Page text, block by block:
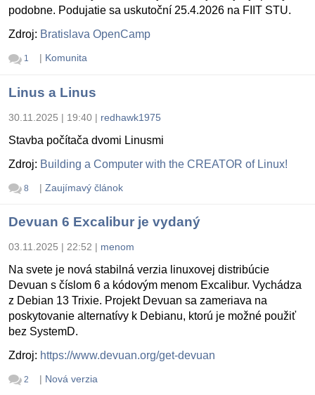
podobne. Podujatie sa uskutoční 25.4.2026 na FIIT STU.
Zdroj: Bratislava OpenCamp
1 | Komunita
Linus a Linus
30.11.2025 | 19:40 | redhawk1975
Stavba počítača dvomi Linusmi
Zdroj: Building a Computer with the CREATOR of Linux!
8 | Zaujímavý článok
Devuan 6 Excalibur je vydaný
03.11.2025 | 22:52 | menom
Na svete je nová stabilná verzia linuxovej distribúcie
Devuan s číslom 6 a kódovým menom Excalibur. Vychádza
z Debian 13 Trixie. Projekt Devuan sa zameriava na
poskytovanie alternatívy k Debianu, ktorú je možné použiť
bez SystemD.
Zdroj: https://www.devuan.org/get-devuan
2 | Nová verzia